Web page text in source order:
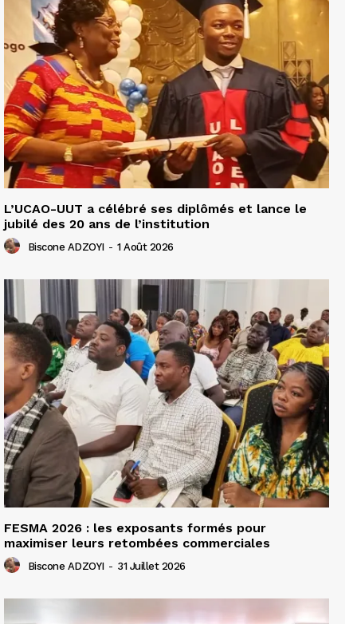
L’UCAO-UUT a célébré ses diplômés et lance le
jubilé des 20 ans de l’institution
Biscone ADZOYI - 1 Août 2026
FESMA 2026 : les exposants formés pour
maximiser leurs retombées commerciales
Biscone ADZOYI - 31 Juillet 2026